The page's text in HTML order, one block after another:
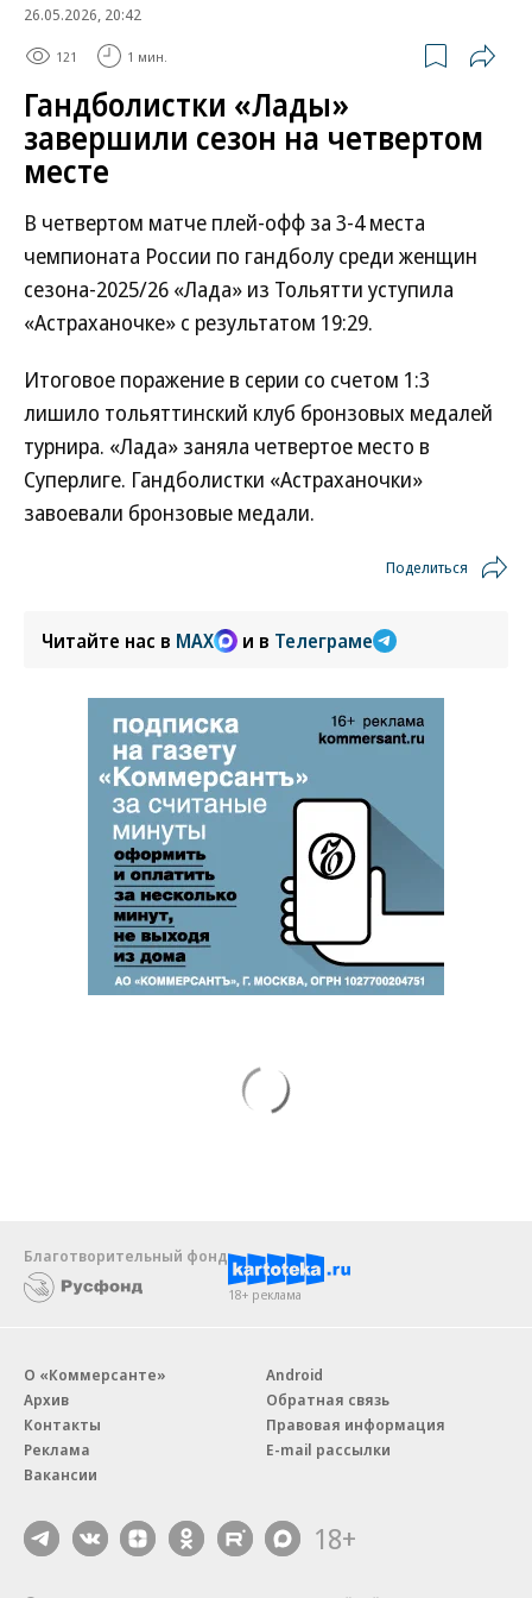
26.05.2026, 20:42
121 1 мин.
Гандболистки «Лады»
завершили сезон на четвертом
месте
В четвертом матче плей-офф за 3-4 места
чемпионата России по гандболу среди женщин
сезона-2025/26 «Лада» из Тольятти уступила
«Астраханочке» с результатом 19:29.
Итоговое поражение в серии со счетом 1:3
лишило тольяттинский клуб бронзовых медалей
турнира. «Лада» заняла четвертое место в
Суперлиге. Гандболистки «Астраханочки»
завоевали бронзовые медали.
Поделиться
Читайте нас в MAX и в Телеграме
Благотворительный фонд
18+ реклама
О «Коммерсанте»
Архив
Контакты
Реклама
Вакансии
Android
Обратная связь
Правовая информация
E-mail рассылки
18+